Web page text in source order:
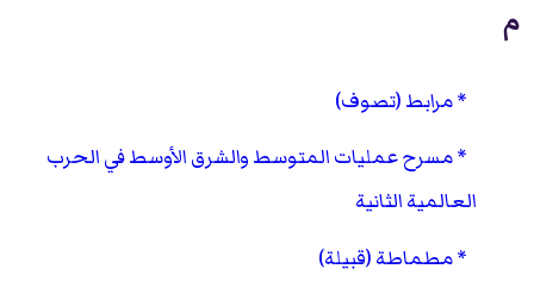
م
مرابط (تصوف)
مسرح عمليات المتوسط والشرق الأوسط في الحرب
العالمية الثانية
مطماطة (قبيلة)